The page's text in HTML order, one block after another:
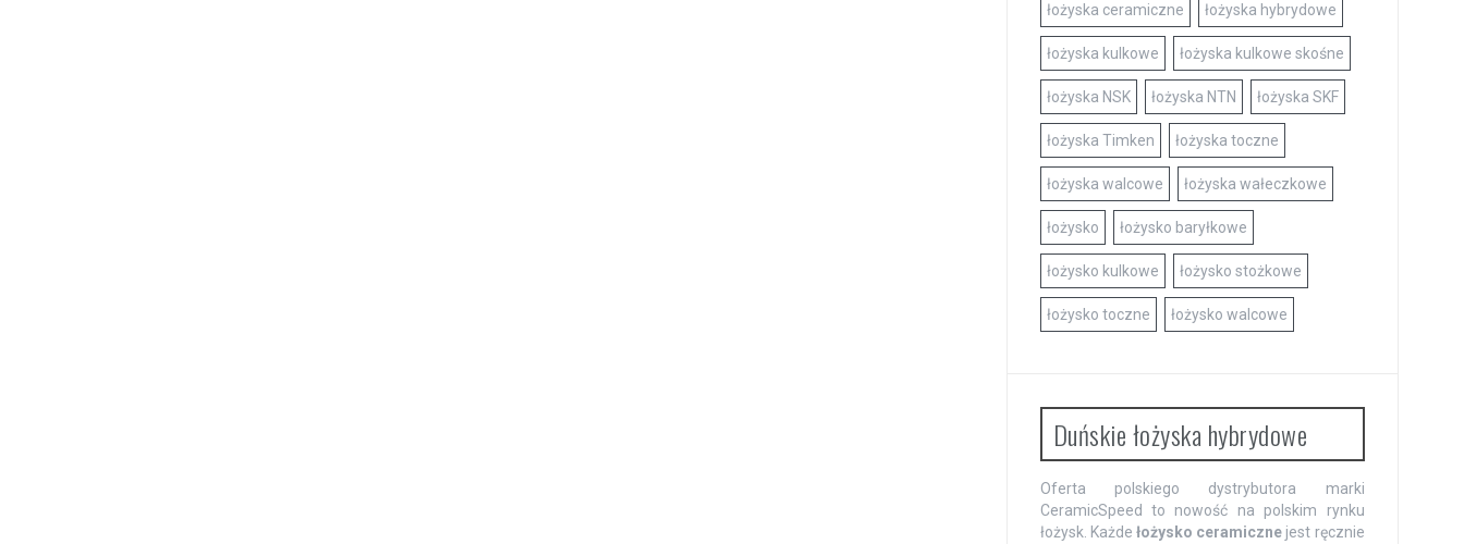
łożyska ceramiczne łożyska hybrydowe
łożyska kulkowe łożyska kulkowe skośne
łożyska NSK łożyska NTN łożyska SKF
łożyska Timken łożyska toczne
łożyska walcowe łożyska wałeczkowe
łożysko łożysko baryłkowe
łożysko kulkowe łożysko stożkowe
łożysko toczne łożysko walcowe
Duńskie łożyska hybrydowe
Oferta polskiego dystrybutora marki
CeramicSpeed to nowość na polskim rynku
łożysk. Każde łożysko ceramiczne jest ręcznie